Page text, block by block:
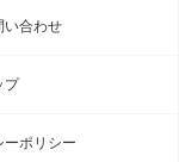
い合わせ
プ
ーポリシー